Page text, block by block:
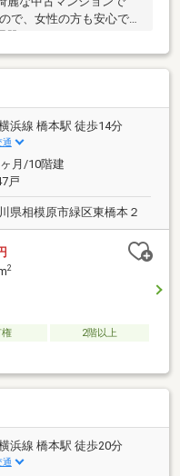
で、女性の方も安心で
の危険も減らすことがで
8.4㎡の物件です。専有面
件です。利便性に優れ、
3LDKです。
横浜線 橋本駅 徒歩14分
通
月/10階建
戸
県相模原市緑区東橋本２
2
権
2階以上
横浜線 橋本駅 徒歩20分
通